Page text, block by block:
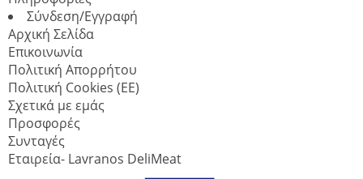
Σύνδεση/Εγγραφή
Αρχική Σελίδα
Επικοινωνία
Πολιτική Απορρήτου
Πολιτική Cookies (ΕΕ)
Σχετικά με εμάς
Προσφορές
Συνταγές
Εταιρεία- Lavranos DeliMeat